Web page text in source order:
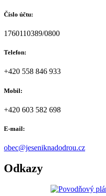
Číslo účtu:
1760110389/0800
Telefon:
+420 558 846 933
Mobil:
+420 603 582 698
E-mail:
obec@jeseniknadodrou.cz
Odkazy